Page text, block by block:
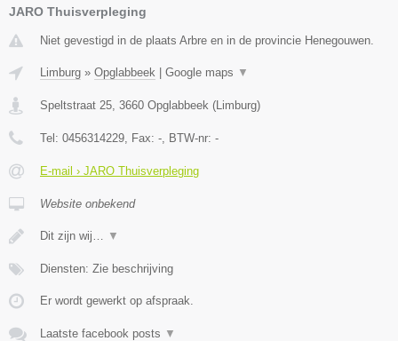
JARO Thuisverpleging
Niet gevestigd in de plaats Arbre en in de provincie Henegouwen.
Limburg » Opglabbeek Google maps ▼
Speltstraat 25 3660 Opglabbeek ( Limburg)
Tel: 0456314229 , Fax: - , BTW-nr: -
E-mail › JARO Thuisverpleging
Website onbekend
Dit zijn wij… ▼
Diensten: Zie beschrijving
Er wordt gewerkt op afspraak.
Laatste facebook posts ▼